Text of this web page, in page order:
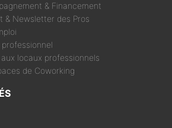
& Financement
& Newsletter des Pros
locaux professionnels
de Coworking